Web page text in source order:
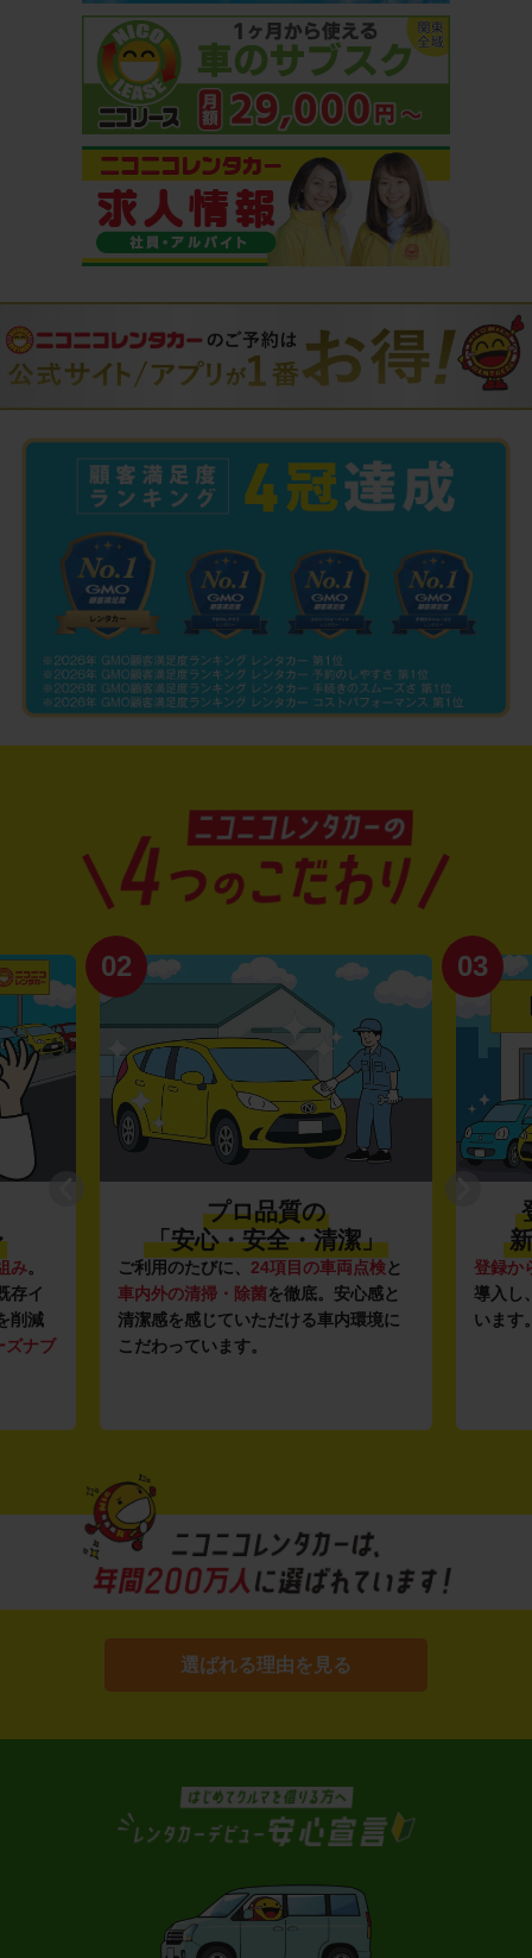
み。
存イ
削減
ズナブ
02
プロ品質の
「安心・安全・清潔」
ご利用のたびに、 24項目の車両点検と
車内外の清掃・除菌を徹底。安心感と
清潔感を感じていただける車内環境に
こだわっています。
03
登録か
導入し
います
選ばれる理由を見る